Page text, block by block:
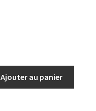
Ajouter au panier